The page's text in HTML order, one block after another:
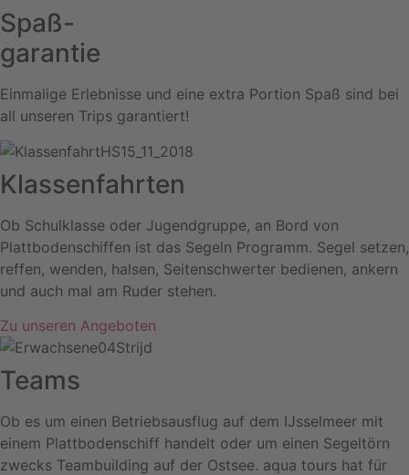
Spaß-
garantie
Einmalige Erlebnisse und eine extra Portion Spaß sind bei
all unseren Trips garantiert!
Klassenfahrten
Ob Schulklasse oder Jugendgruppe, an Bord von
Plattbodenschiffen ist das Segeln Programm. Segel setzen,
reffen, wenden, halsen, Seitenschwerter bedienen, ankern
und auch mal am Ruder stehen.
Zu unseren Angeboten
Teams
Ob es um einen Betriebsausflug auf dem IJsselmeer mit
einem Plattbodenschiff handelt oder um einen Segeltörn
zwecks Teambuilding auf der Ostsee. aqua tours hat für